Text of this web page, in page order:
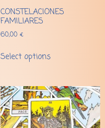
CONSTELACIONES
FAMILIARES
60,00€
Select options